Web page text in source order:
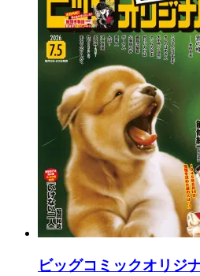
ビッグコミックオリジ